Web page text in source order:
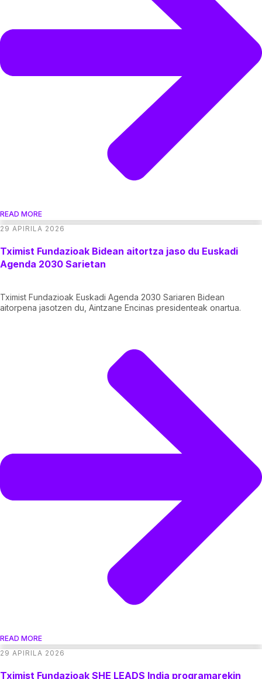
READ MORE
29 APIRILA 2026
Tximist Fundazioak Bidean aitortza jaso du Euskadi
Agenda 2030 Sarietan
Tximist Fundazioak Euskadi Agenda 2030 Sariaren Bidean
aitorpena jasotzen du, Aintzane Encinas presidenteak onartua.
READ MORE
29 APIRILA 2026
Tximist Fundazioak SHE LEADS India programarekin